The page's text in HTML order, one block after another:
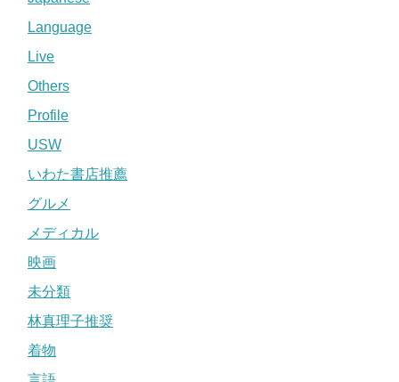
Language
Live
Others
Profile
USW
いわた書店推薦
グルメ
メディカル
映画
未分類
林真理子推奨
着物